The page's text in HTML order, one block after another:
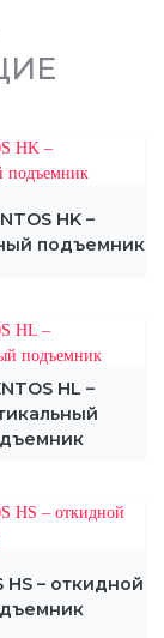
HK –
подъемник
HL –
HS – откидной